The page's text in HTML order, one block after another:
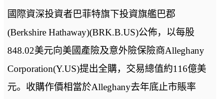
國際資深投資者巴菲特旗下投資旗艦巴郡
(Berkshire Hathaway)(BRK.B.US)公佈，以每股
848.02美元向美國產險及意外險保險商Alleghany
Corporation(Y.US)提出全購，交易總值約116億美
元。收購作價相當於Alleghany去年底止市賬率